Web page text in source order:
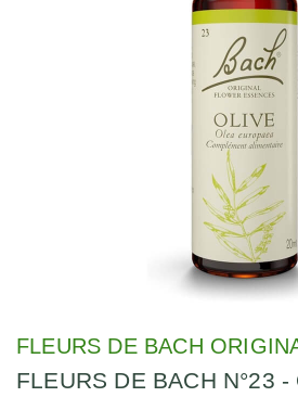
FLEURS DE BACH
FLEURS DE BACH N°23 -